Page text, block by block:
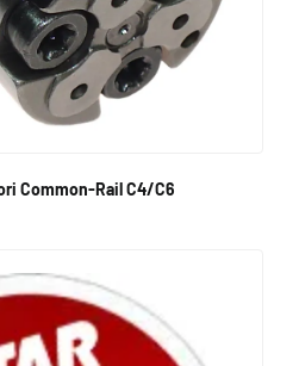
Common-Rail C4/C6